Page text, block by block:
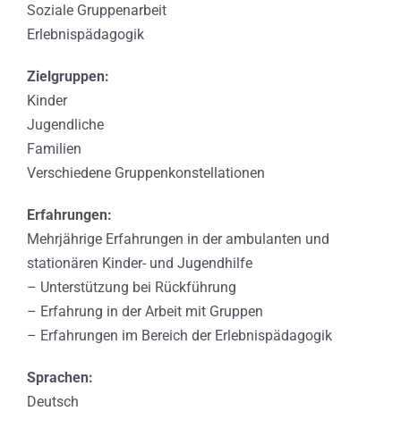
Soziale Gruppenarbeit
Erlebnispädagogik
Zielgruppen:
Kinder
Jugendliche
Familien
Verschiedene Gruppenkonstellationen
Erfahrungen:
Mehrjährige Erfahrungen in der ambulanten und
stationären Kinder- und Jugendhilfe
– Unterstützung bei Rückführung
– Erfahrung in der Arbeit mit Gruppen
– Erfahrungen im Bereich der Erlebnispädagogik
Sprachen:
Deutsch